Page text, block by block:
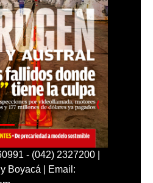
- (042) 2327200 |
Boyacá | Email: